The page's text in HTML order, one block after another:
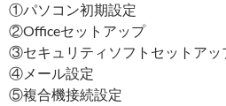
①パソコン初期設定
②Officeセットアップ
③セキュリティソフトセットアッ
④メール設定
⑤複合機接続設定